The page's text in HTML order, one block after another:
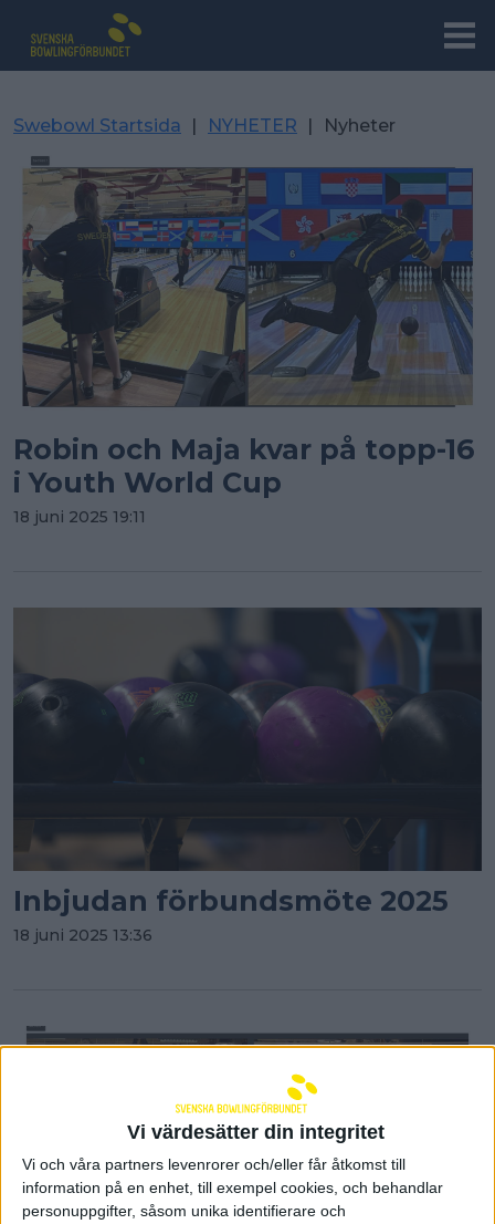
Vi värdesätter din integritet
Vi och våra partners levenrorer och/eller får åtkomst till
information på en enhet, till exempel cookies, och behandlar
personuppgifter, såsom unika identifierare och
Swebowl Startsida | NYHETER | Nyheter
Robin och Maja kvar på topp-16
i Youth World Cup
18 juni 2025 19:11
Inbjudan förbundsmöte 2025
18 juni 2025 13:36